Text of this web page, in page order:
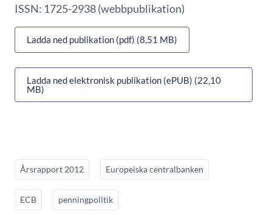
ISSN: 1725-2938 (webbpublikation)
Ladda ned publikation (pdf) (8,51 MB)
Ladda ned elektronisk publikation (ePUB) (22,10
MB)
Årsrapport 2012 Europeiska centralbanken
ECB penningpolitik